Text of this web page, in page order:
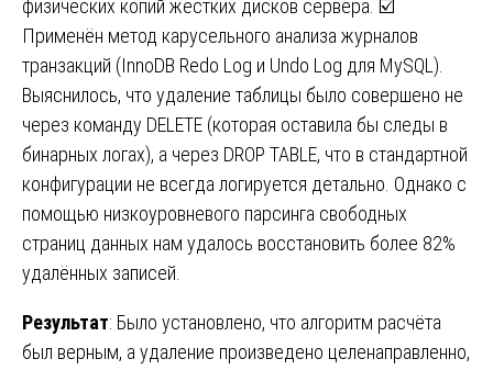
физических копий жёстких дисков сервера. ☑️
Применён метод карусельного анализа журналов
транзакций (InnoDB Redo Log и Undo Log для MySQL).
Выяснилось, что удаление таблицы было совершено не
через команду DELETE (которая оставила бы следы в
бинарных логах), а через DROP TABLE, что в стандартной
конфигурации не всегда логируется детально. Однако с
помощью низкоуровневого парсинга свободных
страниц данных нам удалось восстановить более 82%
удалённых записей.
Результат: Было установлено, что алгоритм расчёта
был верным, а удаление произведено целенаправленно,